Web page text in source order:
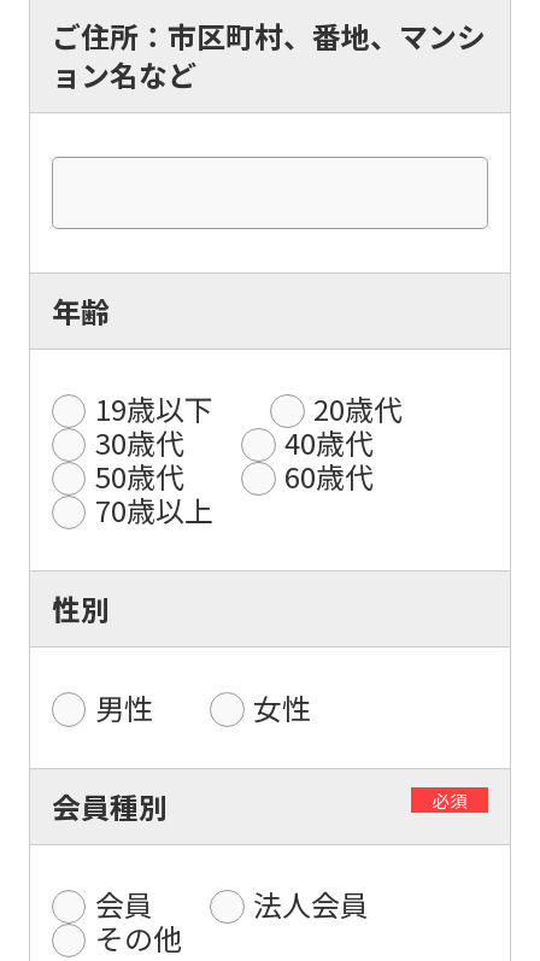
ご住所：市区町村、番地、マンシ
ョン名など
年齢
19歳以下
20歳代
30歳代
40歳代
50歳代
60歳代
70歳以上
性別
男性 女性
会員種別 必須
会員
法人会員
その他
For
foreigners
Central
Sports